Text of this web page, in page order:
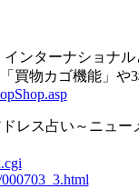
ンターナショナ
買物カゴ機能」や
レス占い～ニュ